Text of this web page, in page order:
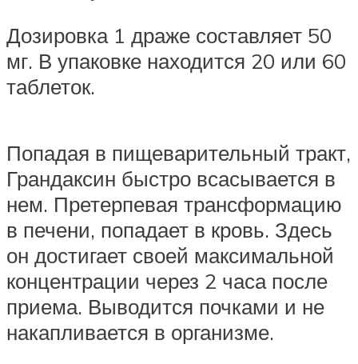
Дозировка 1 драже составляет 50
мг. В упаковке находится 20 или 60
таблеток.
Попадая в пищеварительный тракт,
Грандаксин быстро всасывается в
нем. Претерпевая трансформацию
в печени, попадает в кровь. Здесь
он достигает своей максимальной
концентрации через 2 часа после
приема. Выводится почками и не
накапливается в организме.